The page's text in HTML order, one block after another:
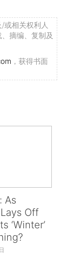
或相关权利人
摘编、复制及
，获得书面
As
Off
‘Winter’